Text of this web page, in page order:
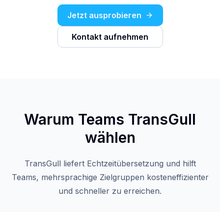
Jetzt ausprobieren
Kontakt aufnehmen
Warum Teams TransGull
wählen
TransGull liefert Echtzeitübersetzung und hilft
Teams, mehrsprachige Zielgruppen kosteneffizienter
und schneller zu erreichen.